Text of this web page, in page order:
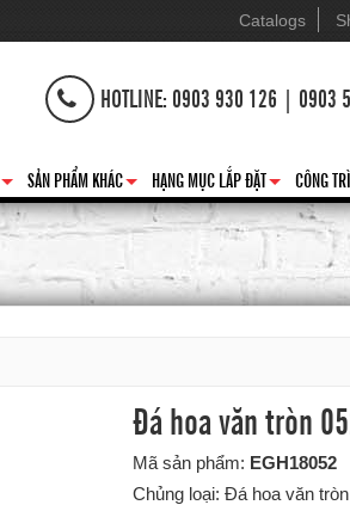
Catalogs
HOTLINE: 0903 930 126 | 0903
+ +
SẢN PHẨM KHÁC
+
HẠNG MỤC LẮP ĐẶT CÔNG
Đá hoa văn tròn
Mã sản phẩm: EGH18052
Chủng loại: Đá hoa văn tròn